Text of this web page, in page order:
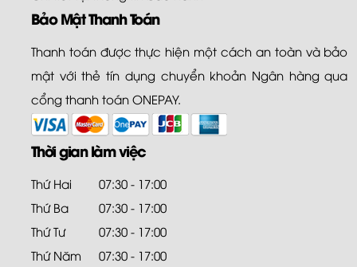
Bảo Mật Thanh Toán
Thanh toán được thực hiện một cách an toàn và bảo
mật với thẻ tín dụng chuyển khoản Ngân hàng qua
cổng thanh toán ONEPAY.
Thời gian làm việc
Thứ Hai
07:30 - 17:00
Thứ Ba
07:30 - 17:00
Thứ Tư
07:30 - 17:00
Thứ Năm
07:30 - 17:00